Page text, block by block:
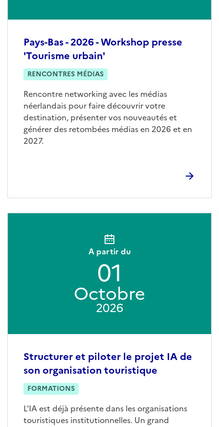
Pays-Bas - 2026 - Workshop presse
'Tourisme urbain'
RENCONTRES MÉDIAS
Rencontre networking avec les médias
néerlandais pour faire découvrir votre
destination, présenter vos nouveautés et
générer des retombées médias en 2026 et en
2027.
Structurer et piloter le projet IA de
son organisation touristique
FORMATIONS
L'IA est déjà présente dans les organisations
touristiques institutionnelles. Un grand
A partir du
01
Octobre
2026